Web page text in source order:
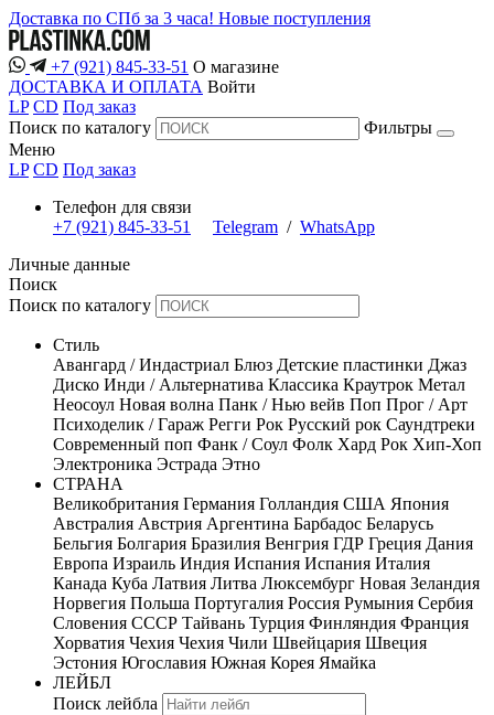
Доставка по СПб за 3 часа! Новые поступления
+7 (921) 845-33-51 О магазине
ДОСТАВКА И ОПЛАТА Войти
LP CD Под заказ
Поиск по каталогу
Фильтры
Меню
LP CD Под заказ
Телефон для связи
+7 (921) 845-33-51
Telegram / WhatsApp
Личные данные
Поиск
Поиск по каталогу
Стиль
Авангард / Индастриал Блюз Детские пластинки Джаз
Диско Инди / Альтернатива Классика Краутрок Метал
Неосоул Новая волна Панк / Нью вейв Поп Прог / Арт
Психоделик / Гараж Регги Рок Русский рок Саундтреки
Современный поп Фанк / Соул Фолк Хард Рок Хип-Хоп
Электроника Эстрада Этно
СТРАНА
Великобритания Германия Голландия США Япония
Австралия Австрия Аргентина Барбадос Беларусь
Бельгия Болгария Бразилия Венгрия ГДР Греция Дания
Европа Израиль Индия Испания Испания Италия
Канада Куба Латвия Литва Люксембург Новая Зеландия
Норвегия Польша Португалия Россия Румыния Сербия
Словения СССР Тайвань Турция Финляндия Франция
Хорватия Чехия Чехия Чили Швейцария Швеция
Эстония Югославия Южная Корея Ямайка
ЛЕЙБЛ
Поиск лейбла